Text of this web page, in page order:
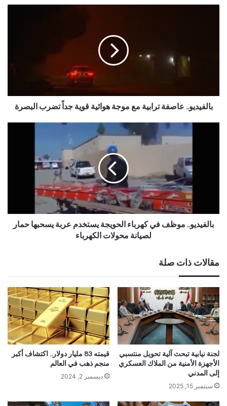
بالفيديو.. عاصفة ترابية مع موجة هوائية قوية جداً تضرب البصرة
بالفيديو.. موظف في كهرباء الحويجة يستخدم عربة يسحبها حمار
لصيانة محولات الكهرباء
مقالات ذات صلة
لجنة نيابية تبحث آلية تحويل منتسبي
الأجهزة الأمنية من الملاك العسكري
إلى المدني
سبتمبر 15, 2025
قيمته 83 مليار دولار.. اكتشاف أكبر
منجم ذهب في العالم
ديسمبر 2, 2024